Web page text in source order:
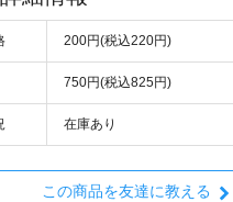
200円(税込220円)
750円(税込825円)
在庫あり
この商品を友達に教える